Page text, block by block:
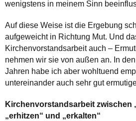
wenigstens in meinem Sinn
Auf diese Weise ist die Ergebung
aufgeweicht in Richtung Mut. Und
Kirchenvorstandsarbeit auch –
nehmen wir sie von außen an. In
Jahren habe ich aber wohltuend
untereinander auch sehr gut
Kirchenvorstandsarbeit zwischen
„erhitzen“ und „erkalten“